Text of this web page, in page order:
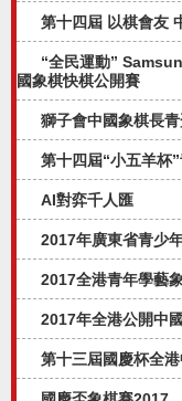
第十四屆 以棋會友
“全民運動”
國象棋快棋公開賽
獅子會中國象棋長
第十四屆“小五羊杯
AI對弈千人匯
2017年廣東省青少
2017全港青年學藝
2017年全港公開中
第十三屆國慶杯全